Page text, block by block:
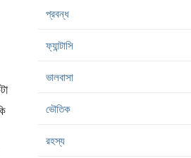
প্রবন্ধ
ফ্যান্টাসি
ভালবাসা
ভৌতিক
রহস্য